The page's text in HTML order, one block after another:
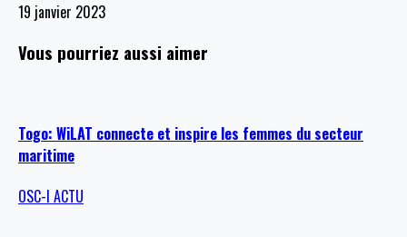
19 janvier 2023
Vous pourriez aussi aimer
Togo: WiLAT connecte et inspire les femmes du secteur
maritime
OSC-I ACTU